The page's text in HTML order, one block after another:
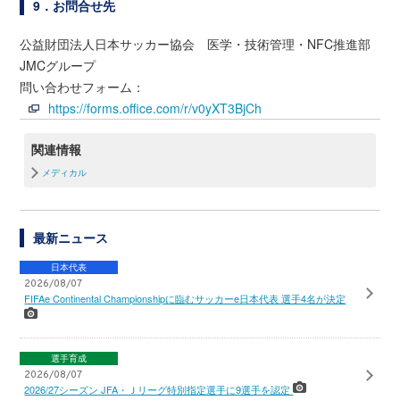
9．お問合せ先
公益財団法人日本サッカー協会 医学・技術管理・NFC推進部
JMCグループ
問い合わせフォーム：
https://forms.office.com/r/v0yXT3BjCh
関連情報
メディカル
最新ニュース
日本代表
2026/08/07
FIFAe Continental Championshipに臨むサッカーe日本代表 選手4名が決定
選手育成
2026/08/07
2026/27シーズン JFA・Ｊリーグ特別指定選手に9選手を認定